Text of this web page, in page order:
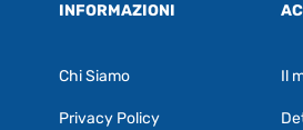
INFORMAZIONI
Chi Siamo
Privacy Policy
Il